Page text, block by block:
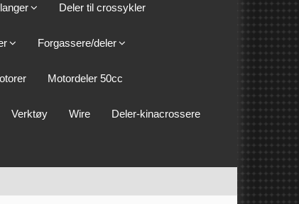
Deler til crossykler
Forgassere/deler
Motordeler 50cc
Verktøy Wire Deler-kinacrossere